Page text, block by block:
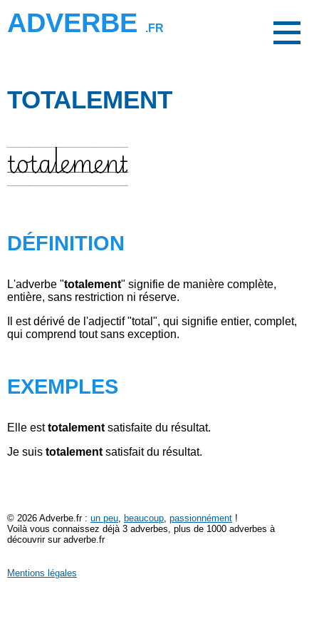
ADVERBE .FR
TOTALEMENT
totalement
DÉFINITION
L'adverbe "totalement" signifie de manière complète,
entière, sans restriction ni réserve.
Il est dérivé de l'adjectif "total", qui signifie entier, complet,
qui comprend tout sans exception.
EXEMPLES
Elle esttotalement satisfaite du résultat.
Je suis totalement satisfait du résultat.
© 2026 Adverbe.fr : un peu, beaucoup, passionnément !
Voilà vous connaissez déjà 3 adverbes, plus de 1000 adverbes à
découvrir sur adverbe.fr
Mentions légales